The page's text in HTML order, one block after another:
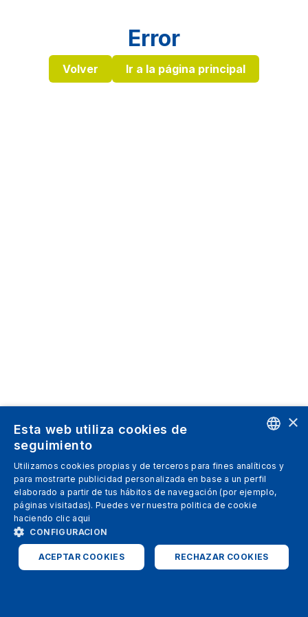
Error
Volver Ir a la página principal
SPANISH
ITALIAN
ENGLISH
×
Esta web utiliza cookies de
seguimiento
Utilizamos cookies propias y de terceros para fines analíticos y
para mostrarte publicidad personalizada en base a un perfil
elaborado a partir de tus hábitos de navegación (por ejemplo,
páginas visitadas). Puedes ver nuestra politica de cookie
haciendo clic aqui
CONFIGURACION
ACEPTAR COOKIES RECHAZAR COOKIES